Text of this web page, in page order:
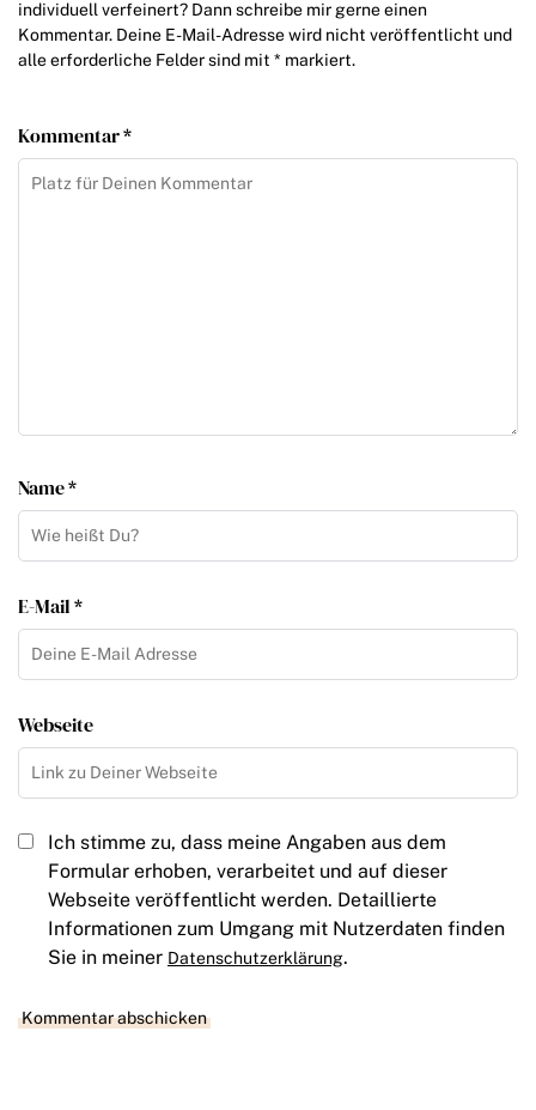
individuell verfeinert? Dann schreibe mir gerne einen
Kommentar. Deine E-Mail-Adresse wird nicht veröffentlicht und
alle erforderliche Felder sind mit * markiert.
Kommentar *
Name *
E-Mail *
Webseite
Ich stimme zu, dass meine Angaben aus dem
Formular erhoben, verarbeitet und auf dieser
Webseite veröffentlicht werden. Detaillierte
Informationen zum Umgang mit Nutzerdaten finden
Sie in meiner Datenschutzerklärung.